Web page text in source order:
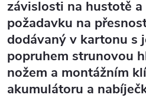
závislosti na hustotě
požadavku na
dodávaný v kartonu s
popruhem strunovou
nožem a montážním
akumulátoru a